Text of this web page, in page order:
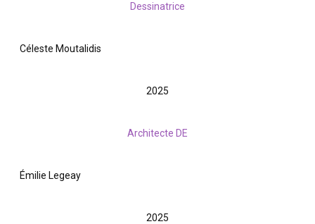
Dessinatrice
Céleste Moutalidis
2025
Architecte DE
Émilie Legeay
2025